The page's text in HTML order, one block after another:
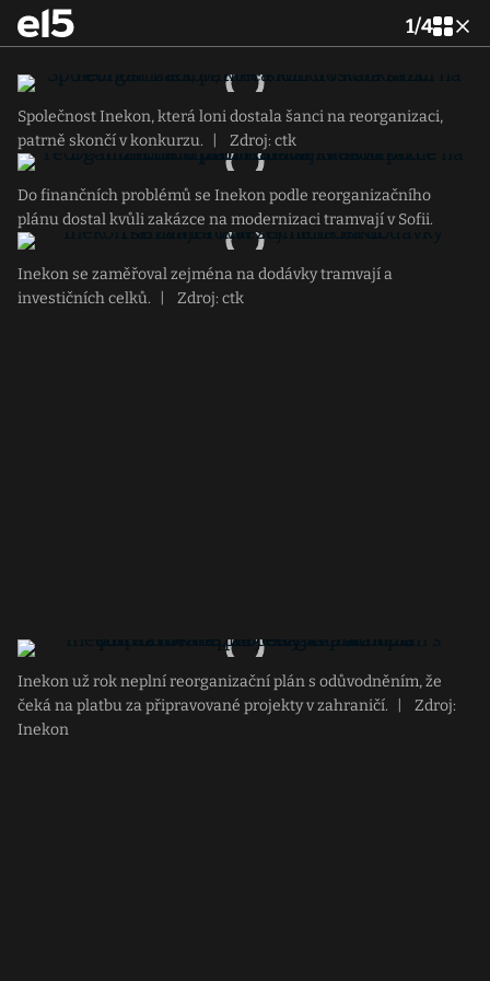
1/4
Společnost Inekon, která loni dostala šanci na reorganizaci,
patrně skončí v konkurzu.
Zdroj: ctk
Do finančních problémů se Inekon podle reorganizačního
plánu dostal kvůli zakázce na modernizaci tramvají v Sofii.
Inekon se zaměřoval zejména na dodávky tramvají a
investičních celků.
Zdroj: ctk
Inekon už rok neplní reorganizační plán s odůvodněním, že
čeká na platbu za připravované projekty v zahraničí.
Zdroj:
Inekon